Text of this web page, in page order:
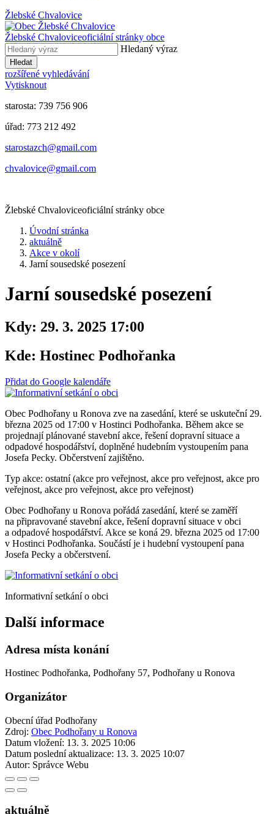
Žlebské Chvalovice
Žlebské Chvaloviceoficiální stránky obce
Hledaný výraz
Hledat
rozšířené vyhledávání
Vytisknout
starosta: 739 756 906
úřad: 773 212 492
​​​​starostazch@gmail.com
​​​​chvalovice@gmail.com
Žlebské Chvaloviceoficiální stránky obce
Úvodní stránka
aktuálně
Akce v okolí
Jarní sousedské posezení
Jarní sousedské posezení
Kdy: 29. 3. 2025 17:00
Kde: Hostinec Podhořanka
Přidat do Google kalendáře
Obec Podhořany u Ronova zve na zasedání, které se uskuteční 29.
března 2025 od 17:00 v Hostinci Podhořanka. Během akce se
projednají plánované stavební akce, řešení dopravní situace a
odpadové hospodářství, doplněné hudebním vystoupením pana
Josefa Pecky. Občerstvení zajištěno.
Typ akce: ostatní (akce pro veřejnost, akce pro veřejnost, akce pro
veřejnost, akce pro veřejnost, akce pro veřejnost)
Obec Podhořany u Ronova pořádá zasedání, které se zaměří
na připravované stavební akce, řešení dopravní situace v obci
a odpadové hospodářství. Akce se koná 29. března 2025 od 17:00
v Hostinci Podhořanka. Součástí je i hudební vystoupení pana
Josefa Pecky a občerstvení.
Informativní setkání o obci
Další informace
Adresa místa konání
Hostinec Podhořanka, Podhořany 57, Podhořany u Ronova
Organizátor
Obecní úřad Podhořany
Zdroj: Obec Podhořany u Ronova
Datum vložení: 13. 3. 2025 10:06
Datum poslední aktualizace: 13. 3. 2025 10:07
Autor: Správce Webu
aktuálně